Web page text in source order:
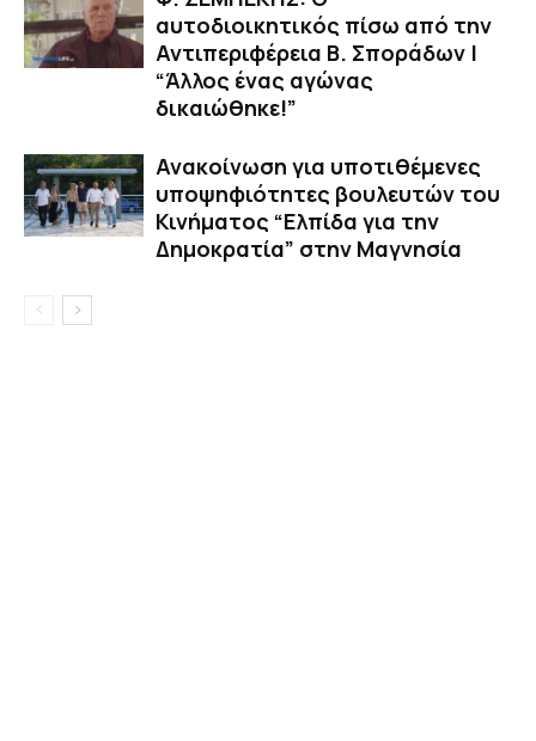
αυτοδιοικητικός πίσω από την
Αντιπεριφέρεια Β. Σποράδων |
“Άλλος ένας αγώνας
δικαιώθηκε!”
Ανακοίνωση για υποτιθέμενες
υποψηφιότητες βουλευτών του
Κινήματος “Ελπίδα για την
Δημοκρατία” στην Μαγνησία